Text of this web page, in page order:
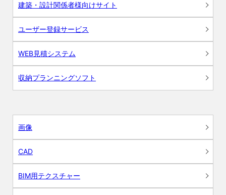
建築・設計関係者様向けサイト
ユーザー登録サービス
WEB見積システム
収納プランニングソフト
画像
CAD
BIM用テクスチャー